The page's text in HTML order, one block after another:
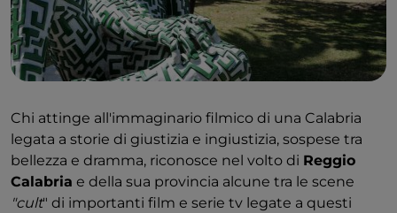
Chi attinge all'immaginario filmico di una Calabria
legata a storie di giustizia e ingiustizia, sospese tra
bellezza e dramma, riconosce nel volto di Reggio
Calabria e della sua provincia alcune tra le scene
"cult" di importanti film e serie tv legate a questi